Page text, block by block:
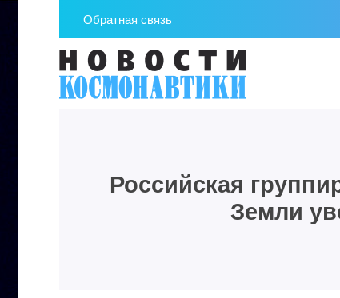
Обратная связь
Российская
Земли